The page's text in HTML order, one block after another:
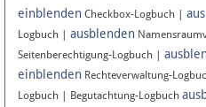
Facebook
Instagram
einblenden Checkbox-Logbuch |
Logbuch | ausblenden
Seitenberechtigung-Logbuch |
einblenden Rechteverwaltung-
Logbuch | Begutachtung-Logbuch